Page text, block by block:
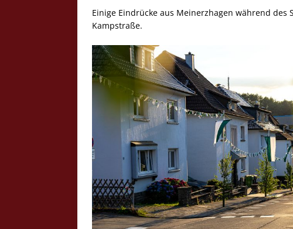
Einige Eindrücke aus Meinerzhagen während des
Kampstraße.
Crazy Outback (Kollmann) - Laufgeschäft -
Bilder
Schau Dir hier Bilder vom Laufgeschäft
Outback" an.